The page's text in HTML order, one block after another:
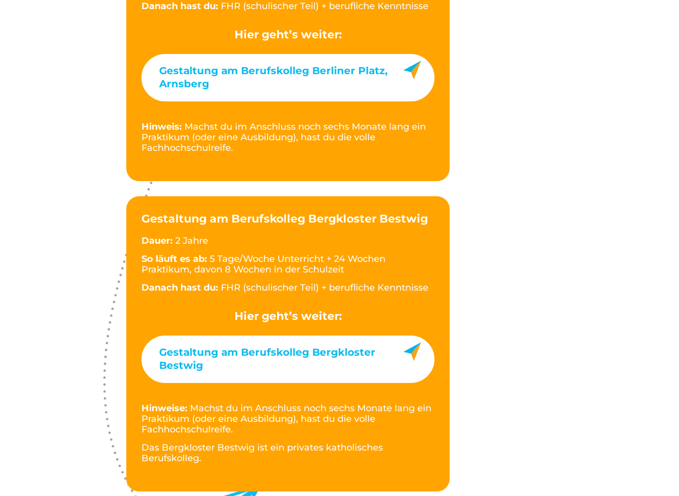
Danach hast du: FHR (schulischer Teil) + berufliche Kenntnisse
Hier geht’s weiter:
Gestaltung am Berufskolleg Berliner Platz,
Arnsberg
Hinweis: Machst du im Anschluss noch sechs Monate lang ein
Praktikum (oder eine Ausbildung), hast du die volle
Fachhochschulreife.
Gestaltung am Berufskolleg Bergkloster Bestwig
Dauer: 2 Jahre
So läuft es ab: 5 Tage/Woche Unterricht + 24 Wochen
Praktikum, davon 8 Wochen in der Schulzeit
Danach hast du: FHR (schulischer Teil) + berufliche Kenntnisse
Hier geht’s weiter:
Gestaltung am Berufskolleg Bergkloster
Bestwig
Hinweise: Machst du im Anschluss noch sechs Monate lang ein
Praktikum (oder eine Ausbildung), hast du die volle
Fachhochschulreife.
Das Bergkloster Bestwig ist ein privates katholisches
Berufskolleg.